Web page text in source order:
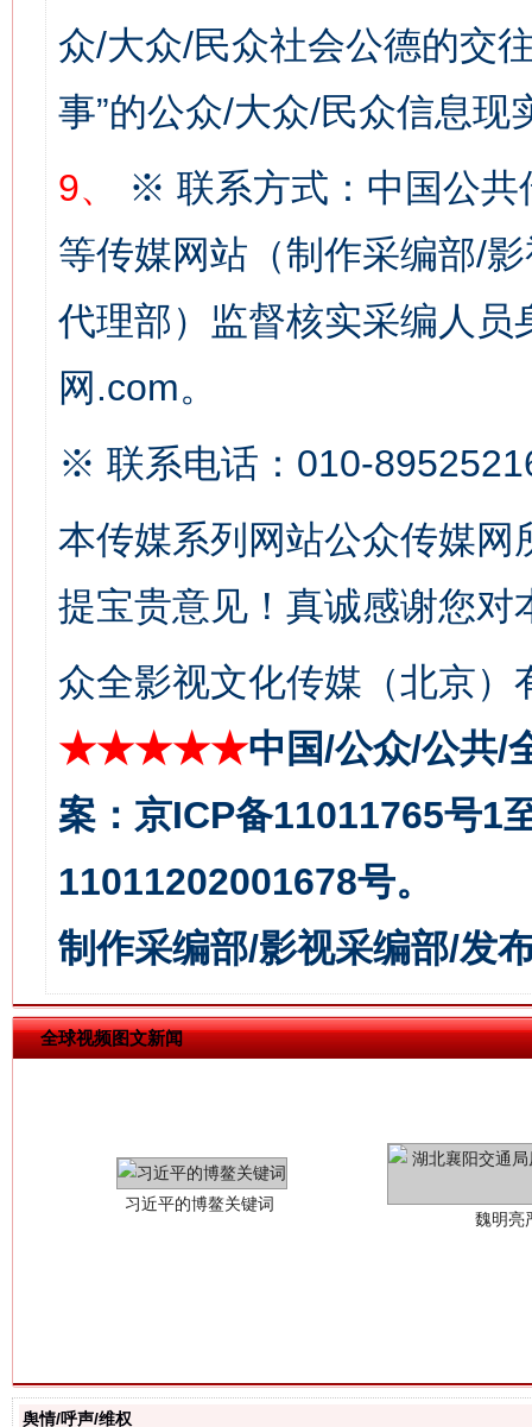
众/大众/民众社会公德的交
事”的公众/大众/民众信息现
9、
※ 联系方式：中国公共
等传媒网站（制作采编部/
代理部）监督核实采编人员
网.com。
※ 联系电话：010-
本传媒系列网站公众传媒
提宝贵意见！真诚感谢您
众全影视文化传媒（北京）
★★★★★中国/公众/公共/
案：京ICP备11011765号1
11011202001678号。
制作采编部/影视采编部/发
全球视频图文新闻
网上购药对药下症？
在谋一域中谋全局
今
习近平的博鳌关键词
“刷贴”乱象丛生
舆情/呼声/维权